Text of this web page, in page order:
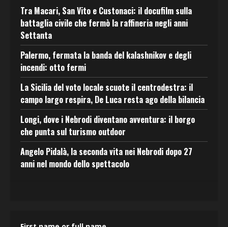
Tra Macari, San Vito e Custonaci: il docufilm sulla
battaglia civile che fermò la raffineria negli anni
Settanta
Palermo, fermata la banda del kalashnikov e degli
incendi: otto fermi
La Sicilia del voto locale scuote il centrodestra: il
campo largo respira, De Luca resta ago della bilancia
Longi, dove i Nebrodi diventano avventura: il borgo
che punta sul turismo outdoor
Angelo Pidalà, la seconda vita nei Nebrodi dopo 27
anni nel mondo dello spettacolo